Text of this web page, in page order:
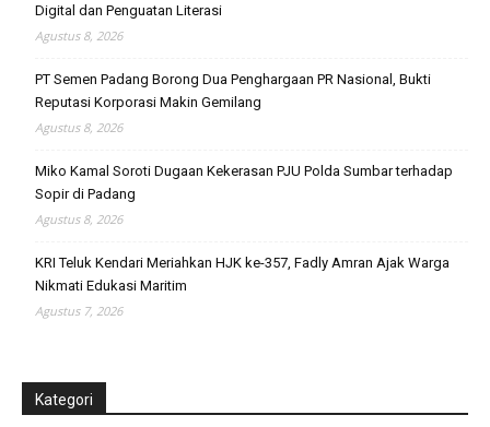
Digital dan Penguatan Literasi
Agustus 8, 2026
PT Semen Padang Borong Dua Penghargaan PR Nasional, Bukti
Reputasi Korporasi Makin Gemilang
Agustus 8, 2026
Miko Kamal Soroti Dugaan Kekerasan PJU Polda Sumbar terhadap
Sopir di Padang
Agustus 8, 2026
KRI Teluk Kendari Meriahkan HJK ke-357, Fadly Amran Ajak Warga
Nikmati Edukasi Maritim
Agustus 7, 2026
Kategori